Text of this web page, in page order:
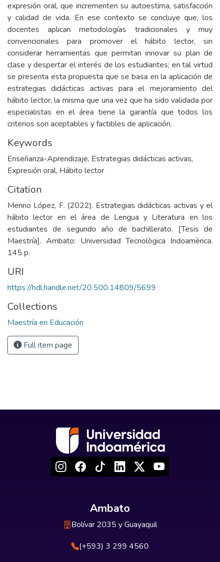
expresión oral, que incrementen su autoestima, satisfacción
y calidad de vida. En ese contexto se concluye que, los
docentes aplican metodologías tradicionales y muy
convencionales para promover el hábito lector, sin
considerar herramientas que permitan innovar su plan de
clase y despertar el interés de los estudiantes; en tal virtud
se presenta esta propuesta que se basa en la aplicación de
estrategias didácticas activas para el mejoramiento del
hábito lector, la misma que una vez que ha sido validada por
especialistas en el área tiene la garantía que todos los
criterios son aceptables y factibles de aplicación.
Keywords
Enseñanza-Aprendizaje, Estrategias didácticas activas,
Expresión oral, Hábito lector
Citation
Merino López, F. (2022). Estrategias didácticas activas y el
hábito lector en el área de Lengua y Literatura en los
estudiantes de segundo año de bachillerato. [Tesis de
Maestría]. Ambato: Universidad Tecnològica Indoamèrica.
145 p.
URI
https://hdl.handle.net/20.500.14809/5699
Collections
Maestría en Educación
Full item page
Ambato
Bolívar 2035 y Guayaquil
(+593) 3 299 4560